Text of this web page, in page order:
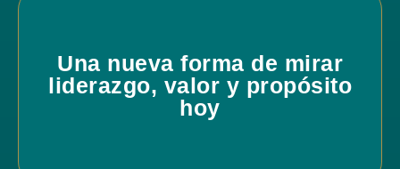
Una nueva forma de mirar
liderazgo, valor y propósito
hoy